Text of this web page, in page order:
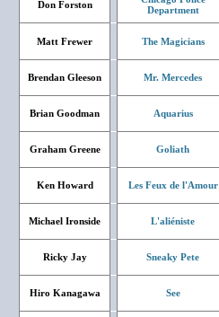
Don Forston
Department
Matt Frewer The Magicians
Brendan Gleeson Mr. Mercedes
Brian Goodman Aquarius
Graham Greene Goliath
Ken Howard Les Feux de l'Amour
Michael Ironside L'aliéniste
Ricky Jay Sneaky Pete
Hiro Kanagawa See